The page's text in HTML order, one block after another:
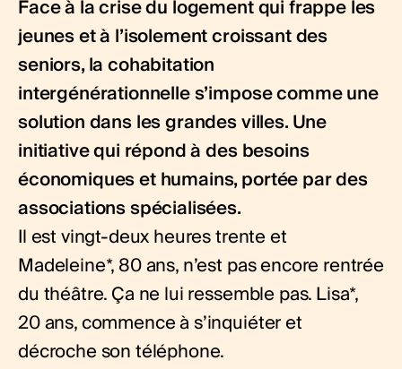
Face à la crise du logement qui frappe les
jeunes et à l’isolement croissant des
seniors, la cohabitation
intergénérationnelle s’impose comme une
solution dans les grandes villes. Une
initiative qui répond à des besoins
économiques et humains, portée par des
associations spécialisées.
Il est vingt-deux heures trente et
Madeleine*, 80 ans, n’est pas encore rentrée
du théâtre. Ça ne lui ressemble pas. Lisa*,
20 ans, commence à s’inquiéter et
décroche son téléphone.